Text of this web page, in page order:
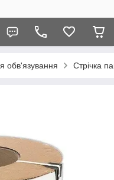
обв'язування Стрічка